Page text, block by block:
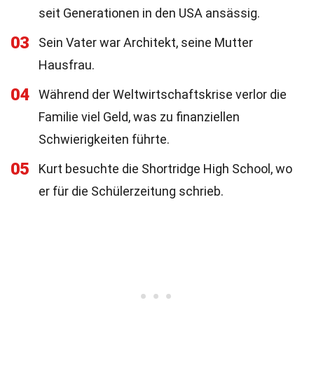
seit Generationen in den USA ansässig.
03
Sein Vater war Architekt, seine Mutter
Hausfrau.
04
Während der Weltwirtschaftskrise verlor die
Familie viel Geld, was zu finanziellen
Schwierigkeiten führte.
05
Kurt besuchte die Shortridge High School, wo
er für die Schülerzeitung schrieb.